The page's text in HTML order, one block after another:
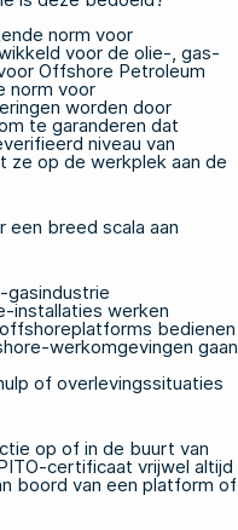
norm voor
voor de olie-, gas-
Offshore Petroleum
norm voor
worden door
te garanderen dat
niveau van
ze op de werkplek aan de
breed scala aan
gasindustrie
installaties werken
bedienen
werkomgevingen gaan
of overlevingssituaties
op of in de buurt van
certificaat vrijwel altijd
boord van een platform of